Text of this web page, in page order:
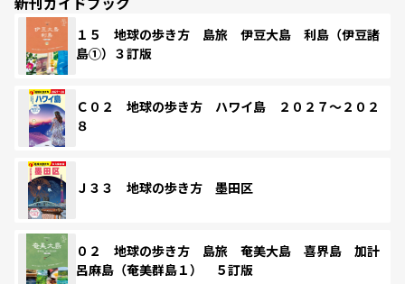
１５ 地球の歩き方 島旅 伊豆大島 利島（伊豆諸
島①）３訂版
Ｃ０２ 地球の歩き方 ハワイ島 ２０２７～２０２
８
Ｊ３３ 地球の歩き方 墨田区
０２ 地球の歩き方 島旅 奄美大島 喜界島 加計
呂麻島（奄美群島１） ５訂版